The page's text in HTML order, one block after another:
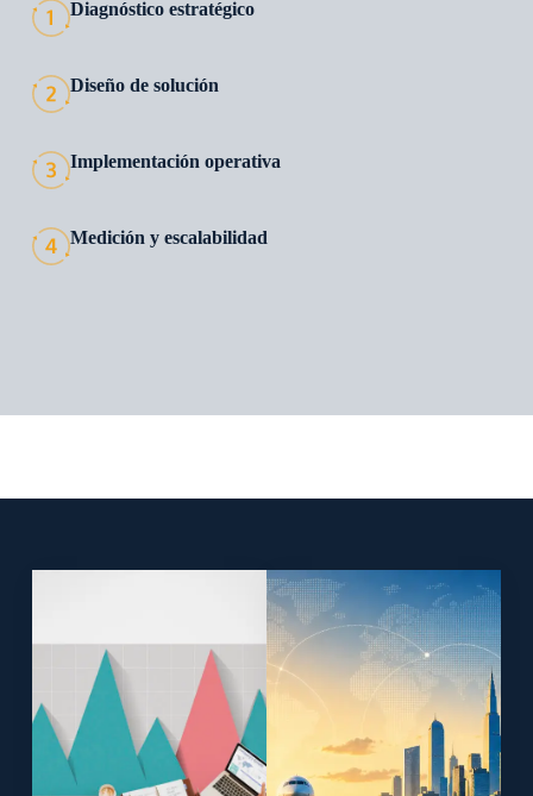
Diagnóstico estratégico
Diseño de solución
Implementación operativa
Medición y escalabilidad